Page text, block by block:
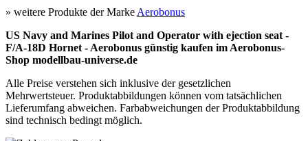
» weitere Produkte der Marke Aerobonus
US Navy and Marines Pilot and Operator with ejection seat -
F/A-18D Hornet - Aerobonus günstig kaufen im Aerobonus-
Shop modellbau-universe.de
Alle Preise verstehen sich inklusive der gesetzlichen
Mehrwertsteuer. Produktabbildungen können vom tatsächlichen
Lieferumfang abweichen. Farbabweichungen der Produktabbildung
sind technisch bedingt möglich.